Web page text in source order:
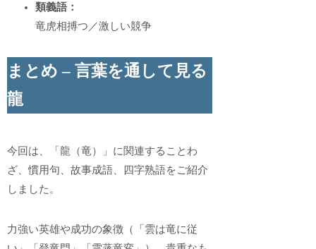
類義語：
竜虎相搏つ／激しい競争
まとめ – 言葉を通して見る
龍
今回は、「龍（竜）」に関連することわ
ざ、慣用句、故事成語、四字熟語をご紹介
しました。
力強い英雄や成功の象徴（「雲は竜に従